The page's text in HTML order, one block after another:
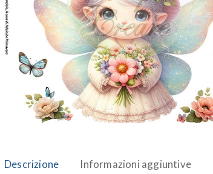
Descrizione Informazioni aggiuntive